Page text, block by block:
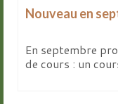
Nouveau en
En septembre
de cours : un